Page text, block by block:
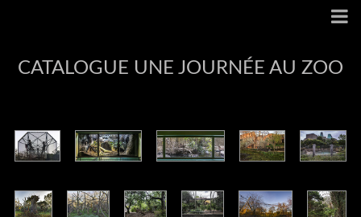
CATALOGUE UNE JOURNÉE AU ZOO